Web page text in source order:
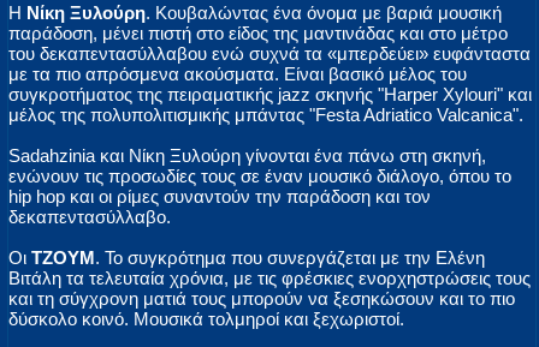
Η Νίκη Ξυλούρη. Κουβαλώντας ένα όνομα με βαριά μουσική
παράδοση, μένει πιστή στο είδος της μαντινάδας και στο μέτρο
του δεκαπεντασύλλαβου ενώ συχνά τα «μπερδεύει» ευφάνταστα
με τα πιο απρόσμενα ακούσματα. Είναι βασικό μέλος του
συγκροτήματος της πειραματικής jazz σκηνής "Harper Xylouri" και
μέλος της πολυπολιτισμικής μπάντας "Festa Adriatico Valcanica".
Sadahzinia και Νίκη Ξυλούρη γίνονται ένα πάνω στη σκηνή,
ενώνουν τις προσωδίες τους σε έναν μουσικό διάλογο, όπου το
hip hop και οι ρίμες συναντούν την παράδοση και τον
δεκαπεντασύλλαβο.
Οι ΤΖΟΥΜ. Το συγκρότημα που συνεργάζεται με την Ελένη
Βιτάλη τα τελευταία χρόνια, με τις φρέσκιες ενορχηστρώσεις τους
και τη σύγχρονη ματιά τους μπορούν να ξεσηκώσουν και το πιο
δύσκολο κοινό. Μουσικά τολμηροί και ξεχωριστοί.